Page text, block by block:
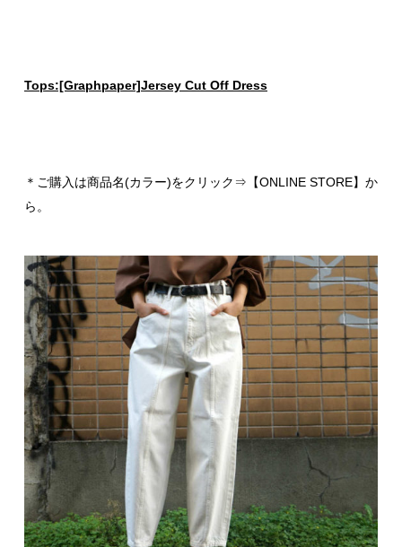
Tops:[Graphpaper]Jersey Cut Off Dress
＊ご購入は商品名(カラー)をクリック⇒【ONLINE STORE】か
ら。